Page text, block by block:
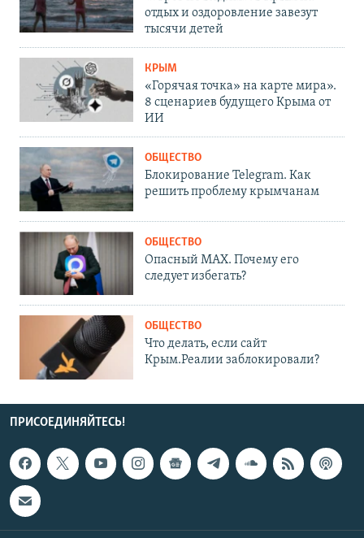
отдых и оздоровление завезут
тысячи детей
КРЫМ
«Горячая точка» на карте мира».
8 сценариев будущего Крыма от
ИИ
ОБЩЕСТВО
Блокирование Telegram. Как
решить проблему крымчанам
ОБЩЕСТВО
Опасный MAX. Почему его
следует избегать?
ОБЩЕСТВО
Что делать, если сайт
Крым.Реалии заблокировали?
ПРИСОЕДИНЯЙТЕСЬ!